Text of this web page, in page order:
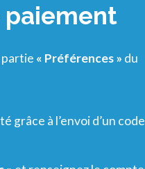
paiement
partie « Préférences » du
à l’envoi d’un code